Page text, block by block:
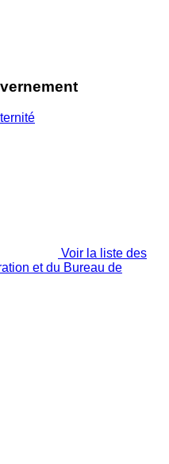
Voir la liste des
et du Bureau de